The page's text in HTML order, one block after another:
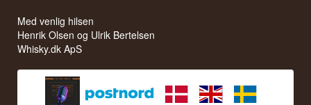
Med venlig hilsen
Henrik Olsen og Ulrik Bertelsen
Whisky.dk ApS